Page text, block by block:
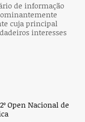
de informação
cuja principal
interesses
Open Nacional de